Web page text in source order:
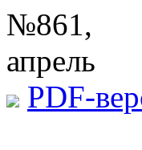
№861,
апрель
PDF-